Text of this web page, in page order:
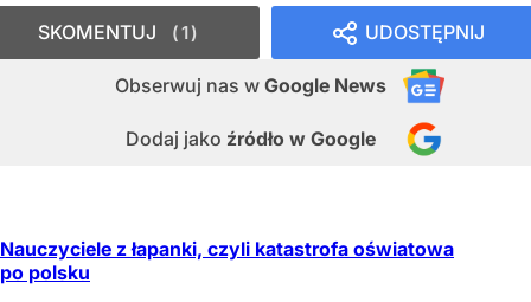
UDOSTĘPNIJ
Obserwuj nas w Google News
Dodaj jako źródło w Google
SKOMENTUJ 1
Nauczyciele z łapanki, czyli katastrofa oświatowa
po polsku